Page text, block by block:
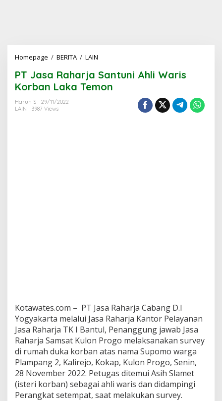
Homepage / BERITA / LAIN
Raharja
Santuni
Ahli
PT Jasa Raharja Santuni Ahli Waris
Korban Laka Temon
Harun S
29/11/2022
LAIN
3987 Views
Kotawates.com – PT Jasa Raharja Cabang D.I
Yogyakarta melalui Jasa Raharja Kantor Pelayanan
Jasa Raharja TK I Bantul, Penanggung jawab Jasa
Raharja Samsat Kulon Progo melaksanakan survey
di rumah duka korban atas nama Supomo warga
Plampang 2, Kalirejo, Kokap, Kulon Progo, Senin,
28 November 2022. Petugas ditemui Asih Slamet
(isteri korban) sebagai ahli waris dan didampingi
Perangkat setempat, saat melakukan survey.